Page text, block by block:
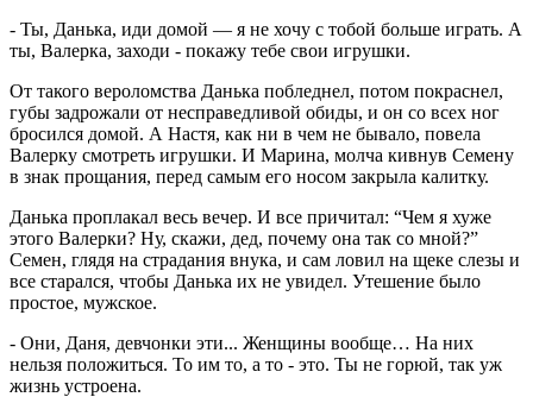
- Ты, Данька, иди домой — я не хочу с тобой больше играть. А
ты, Валерка, заходи - покажу тебе свои игрушки.
От такого вероломства Данька побледнел, потом покраснел,
губы задрожали от несправедливой обиды, и он со всех ног
бросился домой. А Настя, как ни в чем не бывало, повела
Валерку смотреть игрушки. И Марина, молча кивнув Семену
в знак прощания, перед самым его носом закрыла калитку.
Данька проплакал весь вечер. И все причитал: “Чем я хуже
этого Валерки? Ну, скажи, дед, почему она так со мной?”
Семен, глядя на страдания внука, и сам ловил на щеке слезы и
все старался, чтобы Данька их не увидел. Утешение было
простое, мужское.
- Они, Даня, девчонки эти... Женщины вообще… На них
нельзя положиться. То им то, а то - это. Ты не горюй, так уж
жизнь устроена.